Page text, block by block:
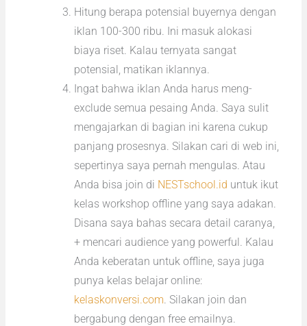
Hitung berapa potensial buyernya dengan
iklan 100-300 ribu. Ini masuk alokasi
biaya riset. Kalau ternyata sangat
potensial, matikan iklannya.
Ingat bahwa iklan Anda harus meng-
exclude semua pesaing Anda. Saya sulit
mengajarkan di bagian ini karena cukup
panjang prosesnya. Silakan cari di web ini,
sepertinya saya pernah mengulas. Atau
Anda bisa join di NESTschool.id untuk ikut
kelas workshop offline yang saya adakan.
Disana saya bahas secara detail caranya,
+ mencari audience yang powerful. Kalau
Anda keberatan untuk offline, saya juga
punya kelas belajar online:
kelaskonversi.com . Silakan join dan
bergabung dengan free emailnya.